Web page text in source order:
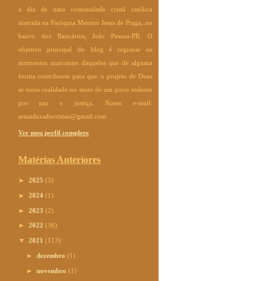
a dia de uma comunidade cristã católica
inserida na Paróquia Menino Jesus de Praga, no
bairro dos Bancários, João Pessoa-PB. O
objetivo principal do blog é registrar os
momentos marcantes daqueles que de alguma
forma contribuem para que o projeto de Deus
se torne realidade no meio de um povo sedento
por paz e justiça. Nosso e-mail:
armaduradocristao@gmail.com
Ver meu perfil completo
Matérias Anteriores
► 2025 (5)
► 2024 (1)
► 2023 (2)
► 2022 (36)
▼ 2021 (113)
►dezembro(1)
►novembro(1)